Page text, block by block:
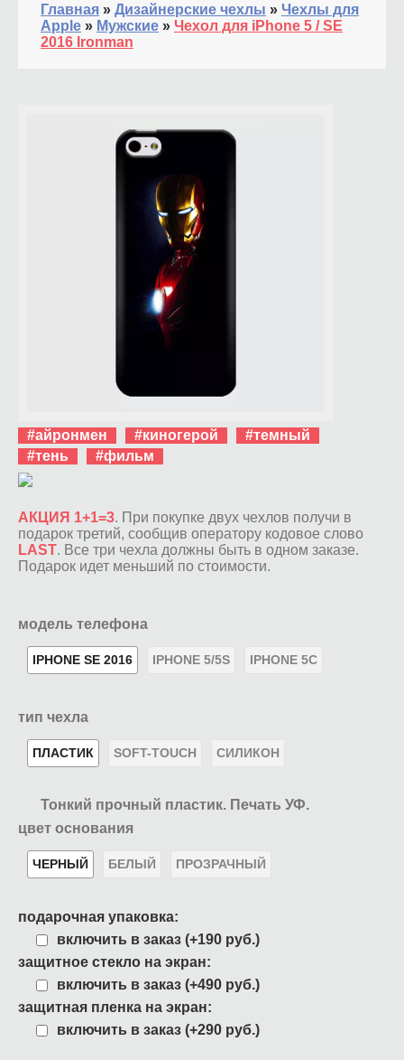
Главная » Дизайнерские чехлы » Чехлы для
Apple » Мужские » Чехол для iPhone 5 / SE
2016 Ironman
#айронмен #киногерой
#темный
#тень
#фильм
АКЦИЯ 1+1=3. При покупке двух чехлов получи в
подарок третий, сообщив оператору кодовое слово
LAST. Все три чехла должны быть в одном заказе.
Подарок идет меньший по стоимости.
модель телефона
IPHONE SE 2016 IPHONE 5/5S IPHONE 5C
тип чехла
ПЛАСТИК SOFT-TOUCH СИЛИКОН
Тонкий прочный пластик. Печать УФ.
цвет основания
ЧЕРНЫЙ БЕЛЫЙ ПРОЗРАЧНЫЙ
подарочная упаковка:
включить в заказ (+190 руб.)
защитное стекло на экран:
включить в заказ (+490 руб.)
защитная пленка на экран:
включить в заказ (+290 руб.)